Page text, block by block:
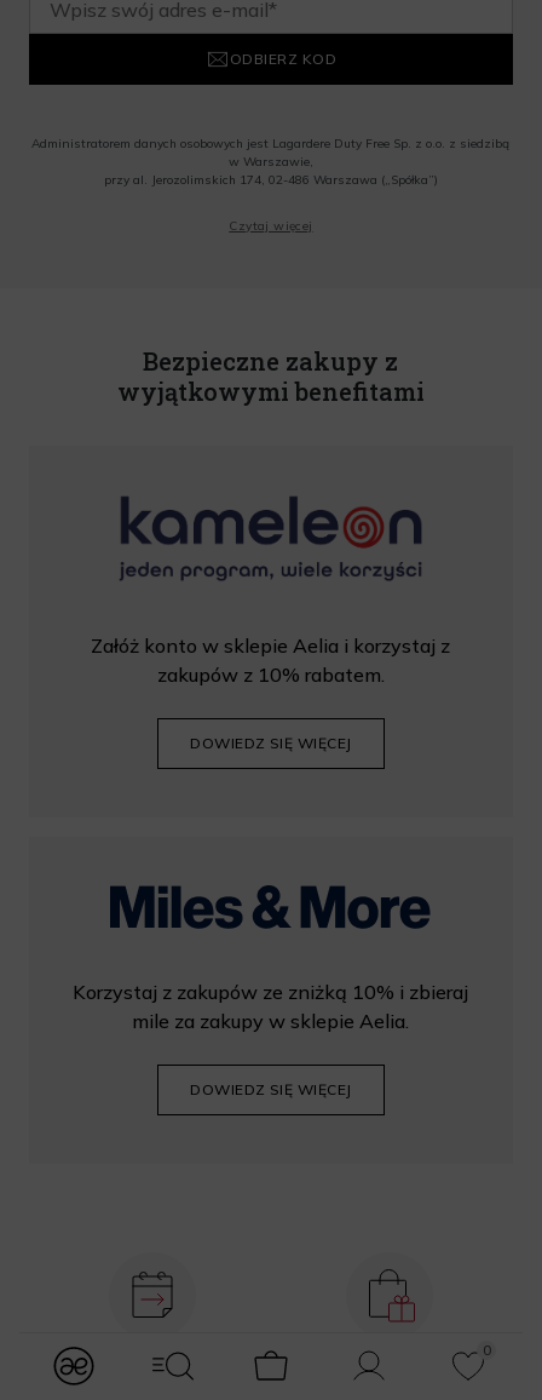
modules.Navbar.menuLabels.logo
modules.Navbar.menuLabels.menuWithSearch
Koszyk Konto
0
Ulubione
ODBIERZ KOD
Administratorem danych osobowych jest Lagardere Duty Free Sp. z o.o. z siedzibą
w Warszawie,
przy al. Jerozolimskich 174, 02-486 Warszawa („Spółka”)
o.o. informacji handlowych, w tym newslettera, informacji o promocjach i
Czytaj więcej
Bezpieczne zakupy z
wyjątkowymi benefitami
Załóż konto w sklepie Aelia i korzystaj z
zakupów z 10% rabatem.
DOWIEDZ SIĘ WIĘCEJ
Korzystaj z zakupów ze zniżką 10% i zbieraj
mile za zakupy w sklepie Aelia.
DOWIEDZ SIĘ WIĘCEJ
Dostawa nawet na
drugi dzień
Gratis 2 próbki do
każdego